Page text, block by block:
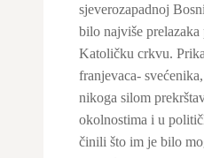
sjeverozapadnoj
bilo najviše
Katoličku crkvu.
franjevaca-
nikoga silom
okolnostima i u
činili što im je bilo